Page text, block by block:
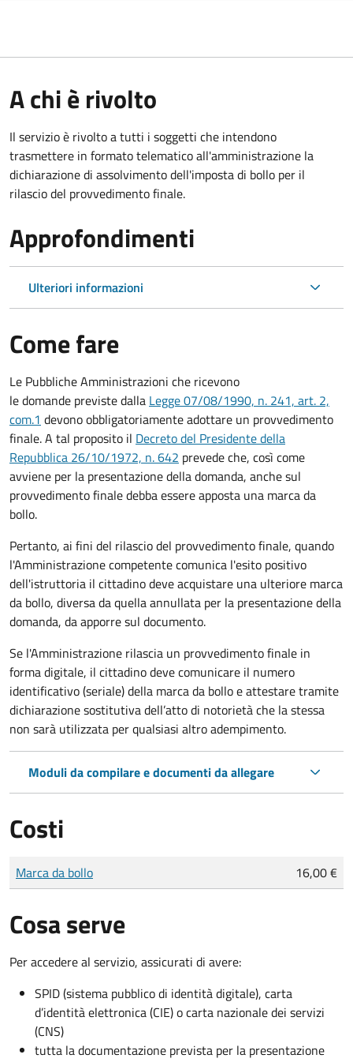
A chi è rivolto
Il servizio è rivolto a tutti i soggetti che intendono
trasmettere in formato telematico all'amministrazione la
dichiarazione di assolvimento dell'imposta di bollo per il
rilascio del provvedimento finale.
Approfondimenti
Ulteriori informazioni
Come fare
Le Pubbliche Amministrazioni che ricevono
le domande previste dalla Legge 07/08/1990, n. 241, art. 2,
com.1 devono obbligatoriamente adottare un provvedimento
finale. A tal proposito il Decreto del Presidente della
Repubblica 26/10/1972, n. 642 prevede che, così come
avviene per la presentazione della domanda, anche sul
provvedimento finale debba essere apposta una marca da
bollo.
Pertanto, ai fini del rilascio del provvedimento finale, quando
l'Amministrazione competente comunica l'esito positivo
dell'istruttoria il cittadino deve acquistare una ulteriore marca
da bollo, diversa da quella annullata per la presentazione della
domanda, da apporre sul documento.
Se l'Amministrazione rilascia un provvedimento finale in
forma digitale, il cittadino devecomunicare il numero
identificativo (seriale) della marca da bollo e attestare tramite
dichiarazione sostitutiva dell’atto di notorietà che la stessa
non sarà utilizzata per qualsiasi altro adempimento.
Moduli da compilare e documenti da allegare
Costi
Tipo di pagamento
Importo
Marca da bollo 16,00 €
Cosa serve
Per accedere al servizio, assicurati di avere:
SPID (sistema pubblico di identità digitale), carta
d’identità elettronica (CIE) o carta nazionale dei servizi
(CNS)
tutta la documentazione prevista per la presentazione